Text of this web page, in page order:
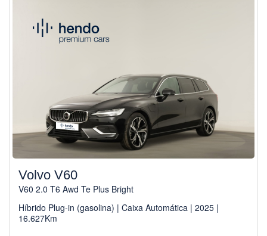
Volvo V60
V60 2.0 T6 Awd Te Plus Bright
Híbrido Plug-in (gasolina) | Caixa Automática | 2025 |
16.627Km